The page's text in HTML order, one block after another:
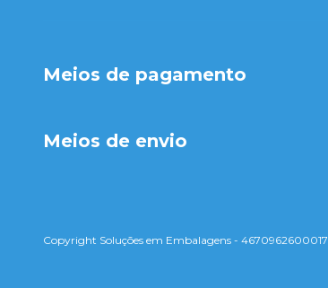
Meios de pagamento
Meios de envio
Copyright Soluções em Embalagens -